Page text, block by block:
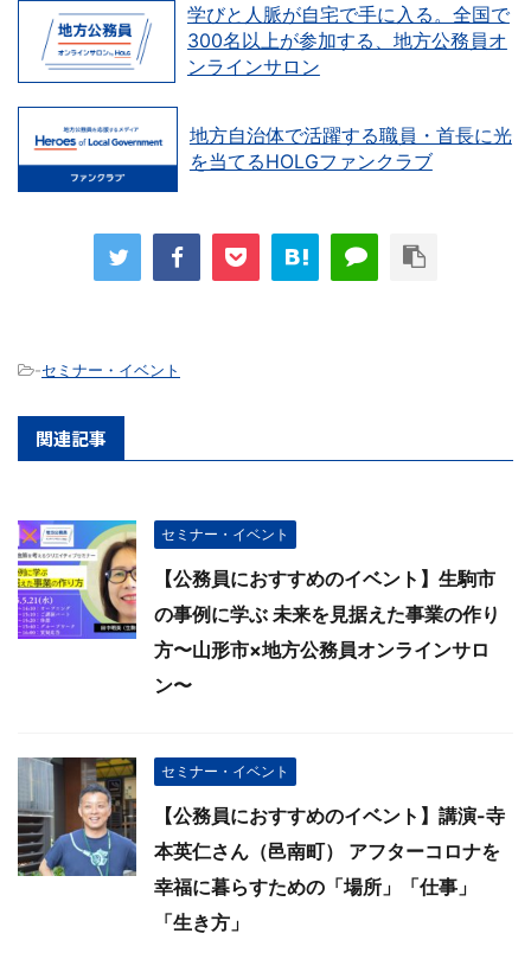
学びと人脈が自宅で手に入る。全国で
300名以上が参加する、地方公務員オ
ンラインサロン
地方自治体で活躍する職員・首長に光
を当てるHOLGファンクラブ
-セミナー・イベント
関連記事
セミナー・イベント
【公務員におすすめのイベント】生駒市
の事例に学ぶ 未来を見据えた事業の作り
方〜山形市×地方公務員オンラインサロ
ン〜
セミナー・イベント
【公務員におすすめのイベント】講演-寺
本英仁さん（邑南町） アフターコロナを
幸福に暮らすための「場所」「仕事」
「生き方」